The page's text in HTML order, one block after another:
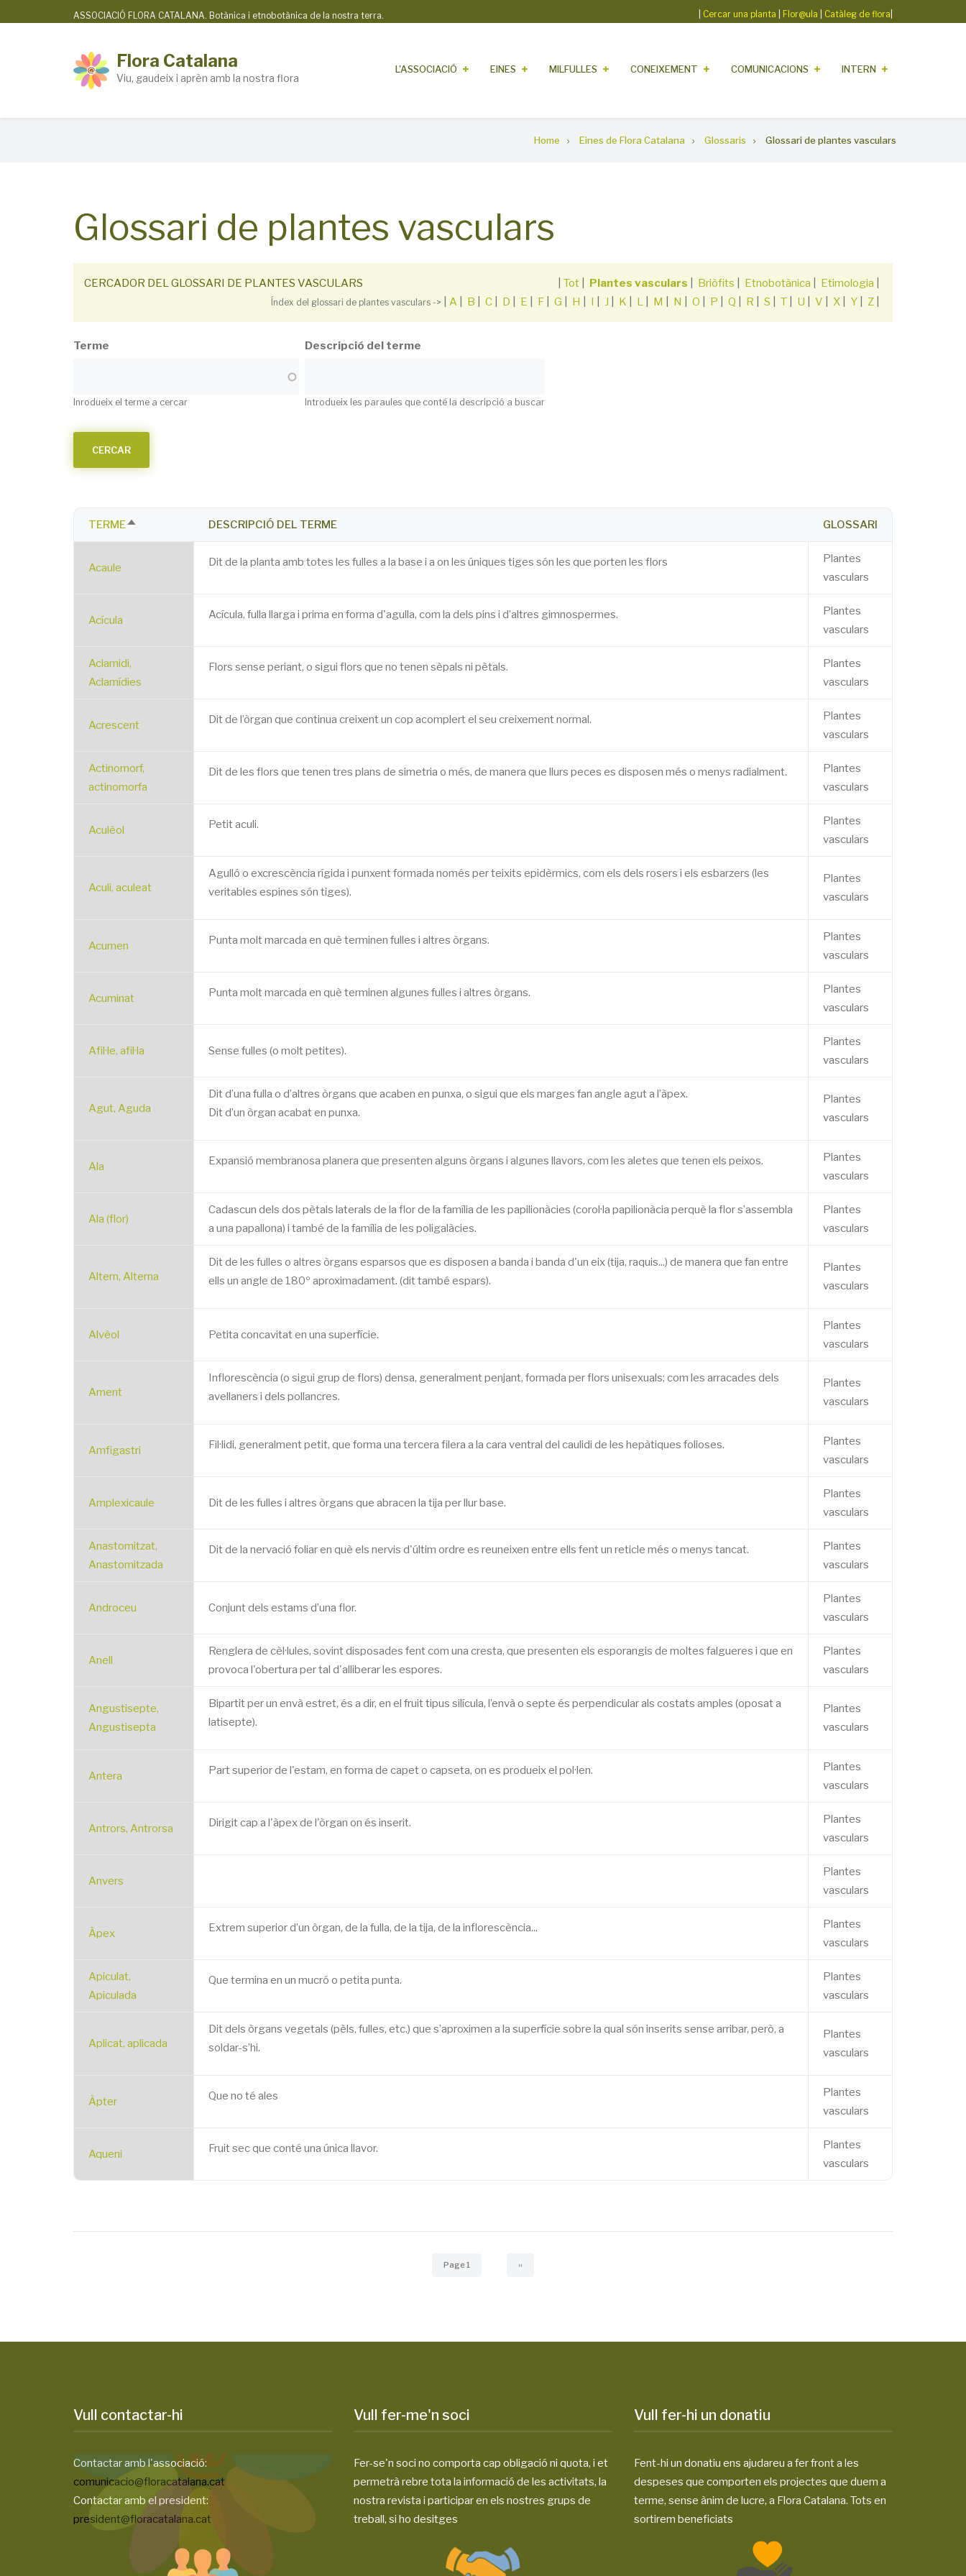
ASSOCIACIÓ FLORA CATALANA. Botànica i etnobotànica de la nostra terra. Cercar una planta Flor@ula Catàleg de flora
Flora Catalana
Viu, gaudeix i aprèn amb la nostra flora
L'ASSOCIACIÓ EINES MILFULLES CONEIXEMENT COMUNICACIONS INTERN
Home Eines de Flora Catalana Glossaris Glossari de plantes vasculars
Glossari de plantes vasculars
CERCADOR DEL GLOSSARI DE PLANTES VASCULARS Tot Plantes vasculars Briòfits Etnobotànica Etimologia
Índex del glossari de plantes vasculars -> A B C D E F G H I J K L M N O P Q R S T U V X Y Z
Terme
Inrodueix el terme a cercar
Descripció del terme
Introdueix les paraules que conté la descripció a buscar
TERMESORT
DESCENDING
DESCRIPCIÓ DEL TERME GLOSSARI
Acaule Dit de la planta amb totes les fulles a la base i a on les úniques tiges són les que porten les flors
Plantes
vasculars
Acícula Acícula, fulla llarga i prima en forma d'agulla, com la dels pins i d’altres gimnospermes.
Plantes
vasculars
Aclamidi,
Aclamídies
Flors sense periant, o sigui flors que no tenen sèpals ni pètals.
Plantes
vasculars
Acrescent Dit de l’òrgan que continua creixent un cop acomplert el seu creixement normal.
Plantes
vasculars
Actinomorf,
actinomorfa
Dit de les flors que tenen tres plans de simetria o més, de manera que llurs peces es disposen més o menys radialment.
Plantes
vasculars
Aculèol Petit aculi.
Plantes
vasculars
Aculi, aculeat
Agulló o excrescència rígida i punxent formada només per teixits epidèrmics, com els dels rosers i els esbarzers (les
veritables espines són tiges).
Plantes
vasculars
Acumen Punta molt marcada en què terminen fulles i altres òrgans.
Plantes
vasculars
Acuminat Punta molt marcada en què terminen algunes fulles i altres òrgans.
Plantes
vasculars
Afil·le, afil·la Sense fulles (o molt petites).
Plantes
vasculars
Agut, Aguda
Dit d’una fulla o d’altres òrgans que acaben en punxa, o sigui que els marges fan angle agut a l’àpex.
Dit d’un òrgan acabat en punxa.
Plantes
vasculars
Ala Expansió membranosa planera que presenten alguns òrgans i algunes llavors, com les aletes que tenen els peixos.
Plantes
vasculars
Ala (flor)
Cadascun dels dos pètals laterals de la flor de la família de les papilionàcies (corol·la papilionàcia perquè la flor s’assembla
a una papallona) i també de la família de les poligalàcies.
Plantes
vasculars
Altern, Alterna
Dit de les fulles o altres òrgans esparsos que es disposen a banda i banda d'un eix (tija, raquis...) de manera que fan entre
ells un angle de 180º aproximadament. (dit també espars).
Plantes
vasculars
Alvèol Petita concavitat en una superfície.
Plantes
vasculars
Ament
Inflorescència (o sigui grup de flors) densa, generalment penjant, formada per flors unisexuals; com les arracades dels
avellaners i dels pollancres.
Plantes
vasculars
Amfigastri Fil·lidi, generalment petit, que forma una tercera filera a la cara ventral del caulidi de les hepàtiques folioses.
Plantes
vasculars
Amplexicaule Dit de les fulles i altres òrgans que abracen la tija per llur base.
Plantes
vasculars
Anastomitzat,
Anastomitzada
Dit de la nervació foliar en què els nervis d'últim ordre es reuneixen entre ells fent un reticle més o menys tancat.
Plantes
vasculars
Androceu Conjunt dels estams d’una flor.
Plantes
vasculars
Anell
Renglera de cèl·lules, sovint disposades fent com una cresta, que presenten els esporangis de moltes falgueres i que en
provoca l'obertura per tal d'alliberar les espores.
Plantes
vasculars
Angustisepte,
Angustisepta
Bipartit per un envà estret, és a dir, en el fruit tipus silícula, l’envà o septe és perpendicular als costats amples (oposat a
latisepte).
Plantes
vasculars
Antera Part superior de l'estam, en forma de capet o capseta, on es produeix el pol·len.
Plantes
vasculars
Antrors, Antrorsa Dirigit cap a l'àpex de l'òrgan on és inserit.
Plantes
vasculars
Anvers
Plantes
vasculars
Àpex Extrem superior d’un òrgan, de la fulla, de la tija, de la inflorescència...
Plantes
vasculars
Apiculat,
Apiculada
Que termina en un mucró o petita punta.
Plantes
vasculars
Aplicat, aplicada
Dit dels òrgans vegetals (pèls, fulles, etc.) que s’aproximen a la superfície sobre la qual són inserits sense arribar, però, a
soldar-s’hi.
Plantes
vasculars
Àpter Que no té ales
Plantes
vasculars
Aqueni Fruit sec que conté una única llavor.
Plantes
vasculars
Page 1 Next
››
Vull contactar-hi
Contactar amb l'associació:
comunicacio@floracatalana.cat
Contactar amb el president:
president@floracatalana.cat
Vull fer-me'n soci
Fer-se'n soci no comporta cap obligació ni quota, i et
permetrà rebre tota la informació de les activitats, la
nostra revista i participar en els nostres grups de
treball, si ho desitges
Vull fer-hi un donatiu
Fent-hi un donatiu ens ajudareu a fer front a les
despeses que comporten els projectes que duem a
terme, sense ànim de lucre, a Flora Catalana. Tots en
sortirem beneficiats